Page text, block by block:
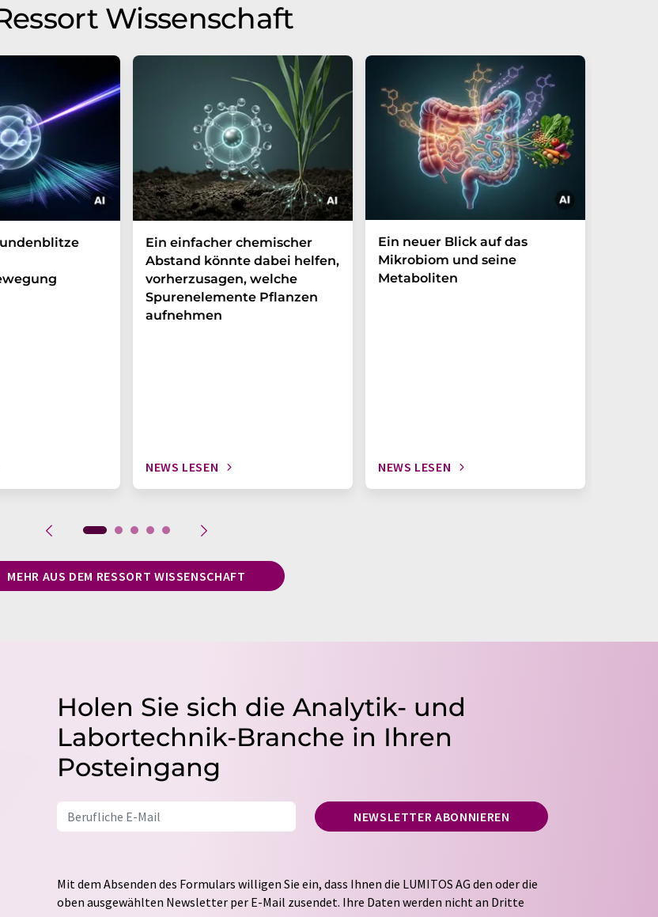
Wissenschaft
Ein einfacher chemischer
Abstand könnte dabei helfen,
vorherzusagen, welche
Spurenelemente Pflanzen
aufnehmen
NEWS LESEN
Ein neuer Blick auf das
Mikrobiom und seine
Metaboliten
NEWS LESEN
MEHR AUS DEM RESSORT WISSENSCHAFT
Holen Sie sich die Analytik- und
Labortechnik-Branche in Ihren
Posteingang
NEWSLETTER ABONNIEREN
Mit dem Absenden des Formulars willigen Sie ein, dass Ihnen die LUMITOS AG den oder die
oben ausgewählten Newsletter per E-Mail zusendet. Ihre Daten werden nicht an Dritte